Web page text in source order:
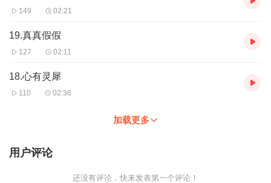
149 02:21
19.真真假假
127 02:11
18.心有灵犀
110 02:36
加载更多
用户评论
还没有评论，快来发表第一个评论！